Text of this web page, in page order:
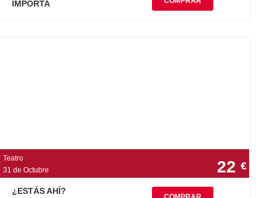
IMPORTA
Teatro
31 de Octubre
22 €
¿ESTÁS AHÍ?